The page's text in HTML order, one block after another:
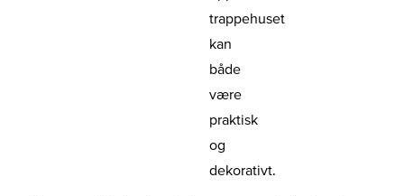
trappehuset
kan
både
være
praktisk
og
dekorativt.